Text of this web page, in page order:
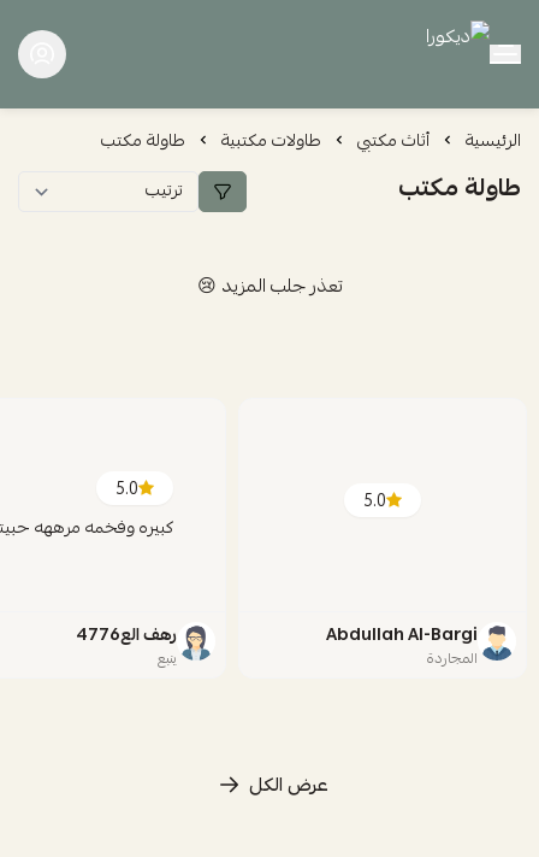
ديكورا
الرئيسية أثاث مكتبي طاولات مكتبية طاولة مكتب
طاولة مكتب
تعذر جلب المزيد 😢
5.0
Abdullah Al-Bargi
المجاردة
5.0
كبيره وفخمه مرههه
رهف الع4776
ينبع
عرض الكل